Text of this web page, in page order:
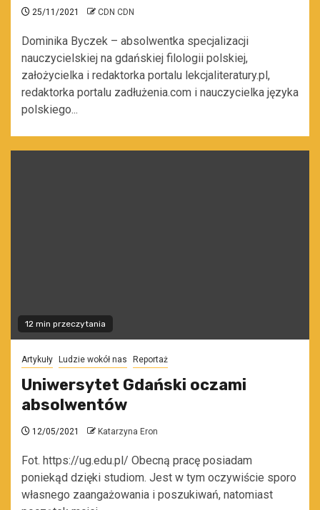
25/11/2021 CDN CDN
Dominika Byczek – absolwentka specjalizacji
nauczycielskiej na gdańskiej filologii polskiej,
założycielka i redaktorka portalu lekcjaliteratury.pl,
redaktorka portalu zadłużenia.com i nauczycielka języka
polskiego...
12 min przeczytania
Artykuły Ludzie wokół nas Reportaż
Uniwersytet Gdański oczami
absolwentów
12/05/2021 Katarzyna Eron
Fot. https://ug.edu.pl/ Obecną pracę posiadam
poniekąd dzięki studiom. Jest w tym oczywiście sporo
własnego zaangażowania i poszukiwań, natomiast